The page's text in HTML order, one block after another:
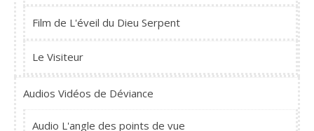
Film de L'éveil du Dieu Serpent
Le Visiteur
Audios Vidéos de Déviance
Audio L'angle des points de vue